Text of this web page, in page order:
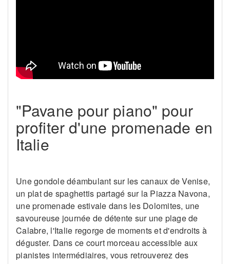
"Pavane pour piano" pour
profiter d'une promenade en
Italie
Une gondole déambulant sur les canaux de Venise,
un plat de spaghettis partagé sur la Piazza Navona,
une promenade estivale dans les Dolomites, une
savoureuse journée de détente sur une plage de
Calabre, l'Italie regorge de moments et d'endroits à
déguster. Dans ce court morceau accessible aux
pianistes intermédiaires, vous retrouverez des